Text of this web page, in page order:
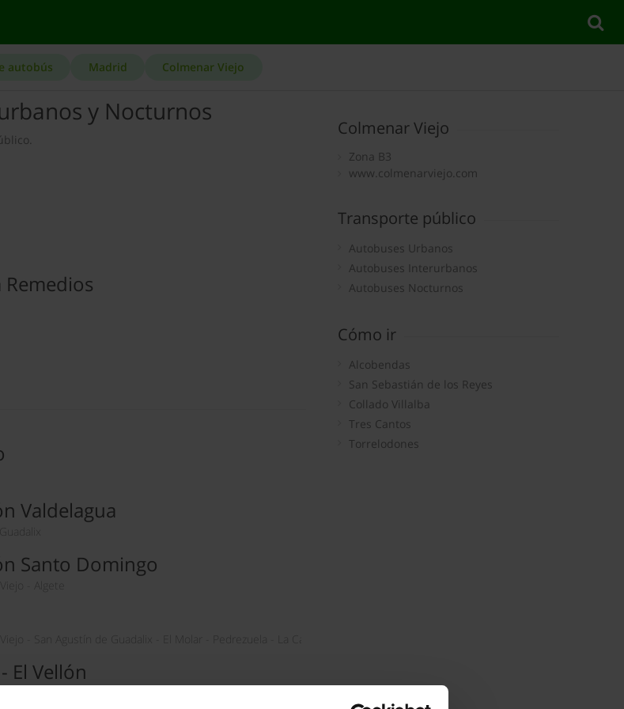
autobús Madrid Colmenar Viejo
y Nocturnos
Remedios
Valdelagua
Santo Domingo
- Algete
- San Agustín de Guadalix - El Molar - Pedrezuela - La Cabrera - Buitrago del Lozoya - Venturada - Lozoyuela-Navas-
El Vellón
- San Agustín de Guadalix - El Molar - Pedrezuela - El Vellón
Colmenar Viejo
Zona B3
www.colmenarviejo.com
Transporte público
Autobuses Urbanos
Autobuses Interurbanos
Autobuses Nocturnos
Cómo ir
Alcobendas
San Sebastián de los Reyes
Collado Villalba
Tres Cantos
Torrelodones